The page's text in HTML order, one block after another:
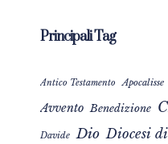
Principali Tag
Antico Testamento Apocalisse
Avvento Benedizione
Davide Dio Diocesi